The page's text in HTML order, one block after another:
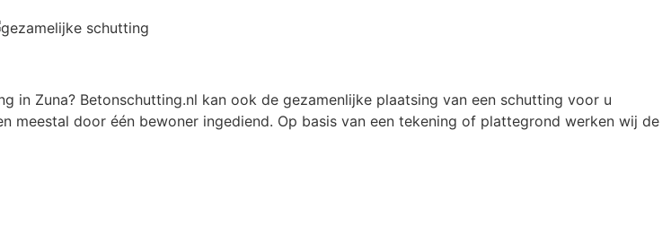
in Zuna? Betonschutting.nl kan ook de gezamenlijke plaatsing van een schutting voor u
meestal door één bewoner ingediend. Op basis van een tekening of plattegrond werken wij de